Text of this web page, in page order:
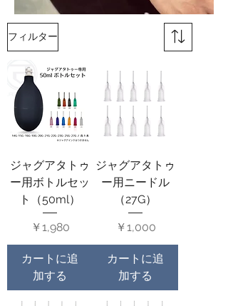
フィルター
ジャグアタトゥ
ー用ボトルセッ
ト（50ml）
価格
￥1,980
カートに追
加する
ジャグアタトゥ
ー用ニードル
（27G）
価格
￥1,000
カートに追
加する